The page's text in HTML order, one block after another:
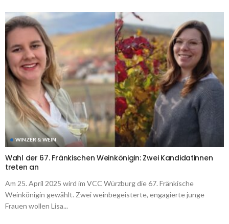
WINZER & WEIN
Wahl der 67. Fränkischen Weinkönigin: Zwei Kandidatinnen
treten an
Am 25. April 2025 wird im VCC Würzburg die 67. Fränkische
Weinkönigin gewählt. Zwei weinbegeisterte, engagierte junge
Frauen wollen Lisa...